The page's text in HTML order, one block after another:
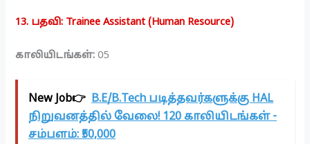
13. பதவி: Trainee Assistant (Human Resource)
காலியிடங்கள்: 05
New Job👉 B.E/B.Tech படித்தவர்களுக்கு HAL
நிறுவனத்தில் வேலை! 120 காலியிடங்கள் -
சம்பளம்: ₹50,000